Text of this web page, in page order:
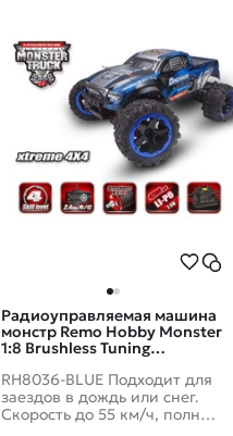
Радиоуправляемая машина
монстр Remo Hobby Monster
1:8 Brushless Tuning
RH8036-BLUE
RH8036-BLUE Подходит для
заездов в дождь или снег.
Скорость до 55 км/ч, полный